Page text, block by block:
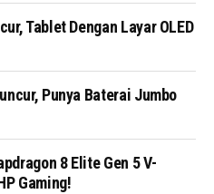
Tablet Dengan Layar OLED
Punya Baterai Jumbo
8 Elite Gen 5 V-
Gaming!